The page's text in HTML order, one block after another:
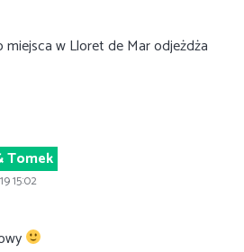
w Lloret de Mar odjeżdża
Tomek
15:02